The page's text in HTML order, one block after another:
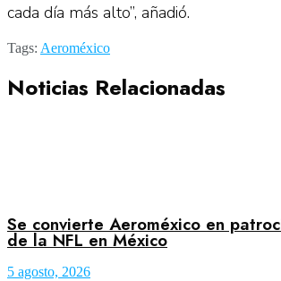
cada día más alto”, añadió.
Tags: Aeroméxico
Noticias Relacionadas
Se convierte Aeroméxico en
de la NFL en México
5 agosto, 2026